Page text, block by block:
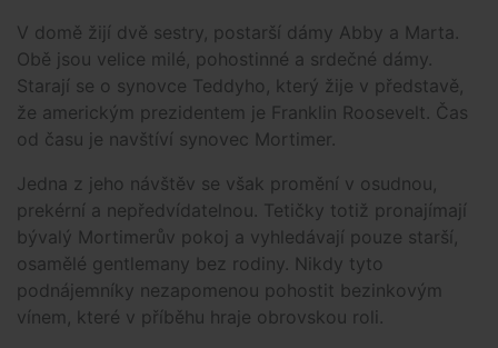
V domě žijí dvě sestry, postarší dámy Abby a Marta.
Obě jsou velice milé, pohostinné a srdečné dámy.
Starají se o synovce Teddyho, který žije v představě,
že americkým prezidentem je Franklin Roosevelt. Čas
od času je navštíví synovec Mortimer.
Jedna z jeho návštěv se však promění v osudnou,
prekérní a nepředvídatelnou. Tetičky totiž pronajímají
bývalý Mortimerův pokoj a vyhledávají pouze starší,
osamělé gentlemany bez rodiny. Nikdy tyto
podnájemníky nezapomenou pohostit bezinkovým
vínem, které v příběhu hraje obrovskou roli.